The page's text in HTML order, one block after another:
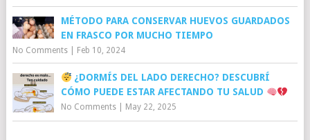
MÉTODO PARA CONSERVAR HUEVOS GUARDADOS
EN FRASCO POR MUCHO TIEMPO
No Comments| Feb 10, 2024
¿DORMÍS DEL LADO DERECHO? DESCUBRÍ
CÓMO PUEDE ESTAR AFECTANDO TU SALUD
No Comments| May 22, 2025